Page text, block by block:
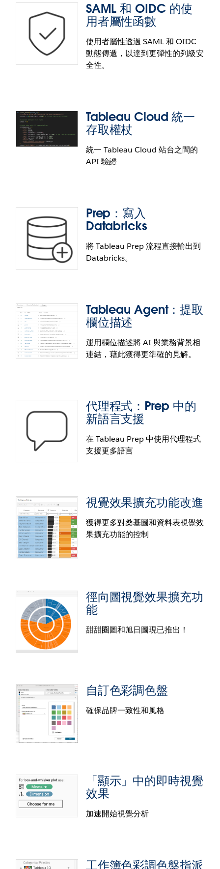
PGSQL、MySQL、MSSQL、OracleDB 及 Aurora。
支援虛擬連線。
Tableau Cloud 活動和事件資料。使用新的 API 擷取
統一的事件日誌，以便在您自己的資料倉儲中進行自
訂監控、SIEM 資料擷取或分析。
注意：近乎即時的日誌記錄和 S3 整合功能僅在
Tableau Enterprise 或 Tableau+ 套組中提供。
透過 REST API 設定 SAML
定 SAML，並建立指令碼以自動輪替身分提供者 (IdP)
憑證。
SAML 和 OIDC 的使
用者屬性函數
使用者屬性透過 SAML 和 OIDC
動態傳遞，以達到更彈性的列級安
全性。
SAML 和 OIDC 的使用者屬性函
數
透過直接從身分提供者傳遞的使用者屬性增強列級安
可確保使用者只能看到他們被授權查看的資料。
Tableau Cloud 統一
存取權杖
統一 Tableau Cloud 站台之間的
API 驗證
Tableau Cloud 統一存取權杖
理的個人存取權杖，讓您能夠集中管理整個 Tableau
Cloud 環境中的 API 存取。
Prep：寫入
Databricks
將 Tableau Prep 流程直接輸出到
Databricks。
Prep：寫入 Databricks
透過將備妥的資料直接輸出到 Databricks，簡化您的
資料管道。使用 Tableau Prep 和 Databricks 的使用
Tableau Agent：提取
欄位描述
運用欄位描述將 AI 與業務背景相
連結，藉此獲得更準確的見解。
Tableau Agent：提取欄位描述
用資料目錄中的欄位描述，超越基本中繼資料，提供
更準確、更有意義的回應。
代理程式：Prep 中的
新語言支援
在 Tableau Prep 中使用代理程式
支援更多語言
代理程式：Prep 中的新語言支
援
透過對荷蘭文、瑞典文、泰文以及繁體和簡體中文的
多語言支援，將採用 AI 技術的資料準備功能擴展到更
視覺效果擴充功能改進
獲得更多對桑基圖和資料表視覺效
果擴充功能的控制
視覺效果擴充功能改進
活品質改進，包括更豐富的桑基標籤和色彩對應控
制；資料表方面，改進列篩選體驗，並且可一次自訂
資料表中空值的顯示。這些改進將在 Tableau
Desktop、Cloud、Server 和 Public 版本中提供。
徑向圖視覺效果擴充功
能
甜甜圈圖和旭日圖現已推出！
徑向圖視覺效果擴充功能
現部分資料與整體資料之間的關係。可以直接在標記
卡片下拉式選單中或透過「顯示」將這個新的視覺化
擴充功能新增到工作簿中。透過拖放操作，即可將資
料視覺化為徑向圖，這種廣受利害關係人青睞的格
自訂色彩調色盤
確保品牌一致性和風格
調色盤，確保品牌一致性並完美地設計您的視覺化效
「顯示」中的即時視覺
效果
加速開始視覺分析
工作簿色彩調色盤指派